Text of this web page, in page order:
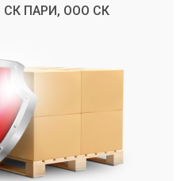
СК ПАРИ, ООО СК